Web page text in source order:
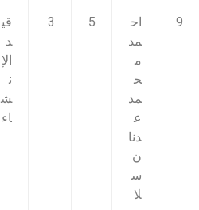
9
اح
مد
م
ح
مد
ع
دنا
ن
س
لا
5
3
قي
د
الإ
ن
ش
اء